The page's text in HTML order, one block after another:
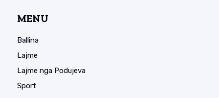
MENU
Ballina
Lajme
Lajme nga Podujeva
Sport